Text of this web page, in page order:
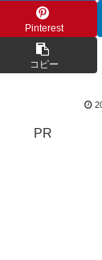
Pinterest
コピー
PR